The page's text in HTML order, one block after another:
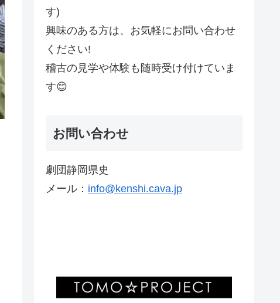
す)
興味のある方は、お気軽にお問い合わせ
ください!
稽古の見学や体験も随時受け付けていま
す😊
お問い合わせ
劇団静岡県史
メール： info@kenshi.cava.jp